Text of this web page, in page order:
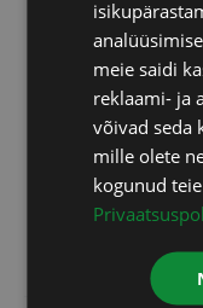
ilma
Koos
elust
meie saidi
reklaami- ja
võivad seda
mille olete
kogunud